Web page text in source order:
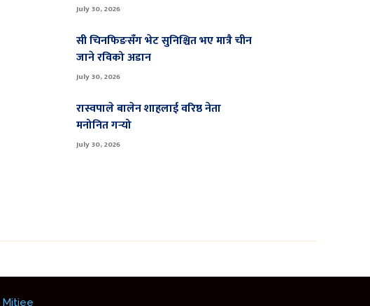
July 30, 2026
सी चिनफिङसँग भेट सुनिश्चित भए मात्रै चीन
जाने रविको अडान
July 30, 2026
रास्वपाले बालेन शाहलाई वरिष्ठ नेता
मनोनित गर्‍यो
July 30, 2026
Mitjee